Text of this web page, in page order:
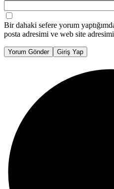
Bir dahaki sefere yorum
posta adresimi ve web site
Yorum Gönder Giriş Yap